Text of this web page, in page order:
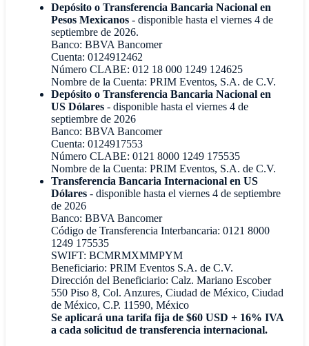
Depósito o Transferencia Bancaria Nacional en
Pesos Mexicanos- disponible hasta el viernes 4 de
septiembre de 2026.
Banco: BBVA Bancomer
Cuenta: 0124912462
Número CLABE: 012 18 000 1249 124625
Nombre de la Cuenta: PRIM Eventos, S.A. de C.V.
Depósito o Transferencia Bancaria Nacional en
US Dólares- disponible hasta el viernes 4 de
septiembre de 2026
Banco: BBVA Bancomer
Cuenta: 0124917553
Número CLABE: 0121 8000 1249 175535
Nombre de la Cuenta: PRIM Eventos, S.A. de C.V.
Transferencia Bancaria Internacional en US
Dólares- disponible hasta el viernes 4 de septiembre
de 2026
Banco: BBVA Bancomer
Código de Transferencia Interbancaria: 0121 8000
1249 175535
SWIFT: BCMRMXMMPYM
Beneficiario: PRIM Eventos S.A. de C.V.
Dirección del Beneficiario: Calz. Mariano Escober
550 Piso 8, Col. Anzures, Ciudad de México, Ciudad
de México, C.P. 11590, México
Se aplicará una tarifa fija de $60 USD + 16% IVA
a cada solicitud de transferencia internacional.